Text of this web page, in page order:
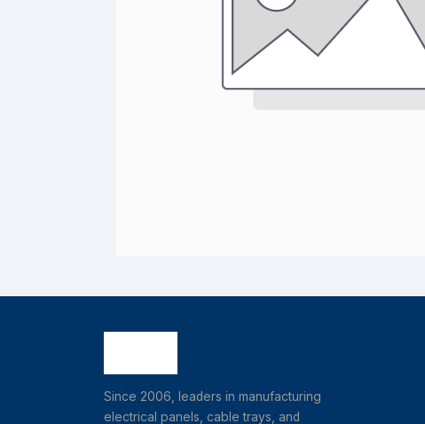
Since 2006, leaders in manufacturing
electrical panels, cable trays, and